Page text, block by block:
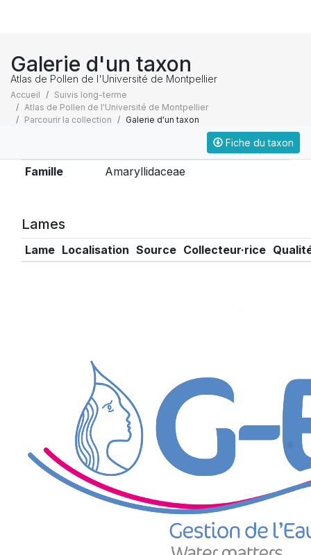
Galerie d'un taxon
Atlas de Pollen de l'Université de Montpellier
Accueil
Suivis long-terme
Atlas de Pollen de l'Université de Montpellier
Parcourir la collection
Galerie d'un taxon
Fiche du taxon
Famille Amaryllidaceae
Lames
Lame Localisation Source Collecteur·rice